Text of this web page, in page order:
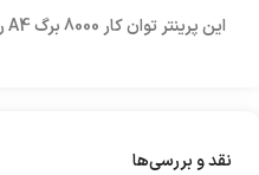
این پرینتر توان کار 8000 برگ A4 را در ماه دارد.
نقد و بررسی‌ها